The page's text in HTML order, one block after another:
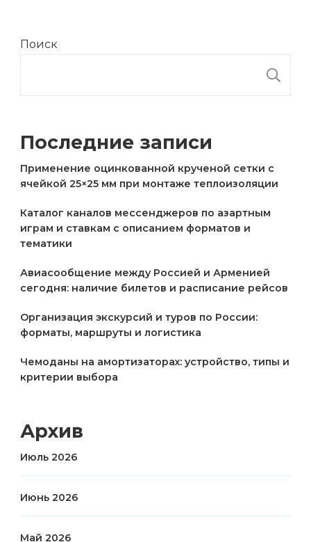
Поиск
Последние записи
Применение оцинкованной крученой сетки с
ячейкой 25×25 мм при монтаже теплоизоляции
Каталог каналов мессенджеров по азартным
играм и ставкам с описанием форматов и
тематики
Авиасообщение между Россией и Арменией
сегодня: наличие билетов и расписание рейсов
Организация экскурсий и туров по России:
форматы, маршруты и логистика
Чемоданы на амортизаторах: устройство, типы и
критерии выбора
Архив
Июль 2026
Июнь 2026
Май 2026